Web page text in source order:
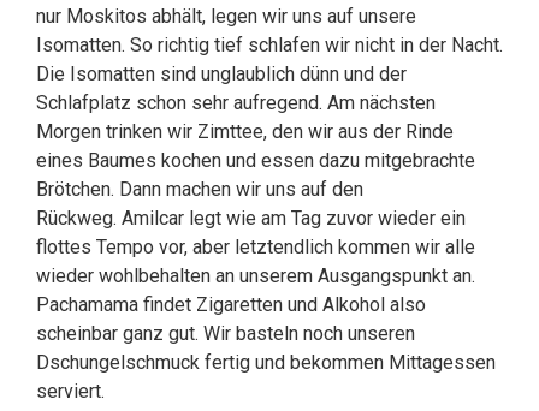
nur Moskitos abhält, legen wir uns auf unsere
Isomatten. So richtig tief schlafen wir nicht in der Nacht.
Die Isomatten sind unglaublich dünn und der
Schlafplatz schon sehr aufregend. Am nächsten
Morgen trinken wir Zimttee, den wir aus der Rinde
eines Baumes kochen und essen dazu mitgebrachte
Brötchen. Dann machen wir uns auf den
Rückweg. Amilcar legt wie am Tag zuvor wieder ein
flottes Tempo vor, aber letztendlich kommen wir alle
wieder wohlbehalten an unserem Ausgangspunkt an.
Pachamama findet Zigaretten und Alkohol also
scheinbar ganz gut. Wir basteln noch unseren
Dschungelschmuck fertig und bekommen Mittagessen
serviert.